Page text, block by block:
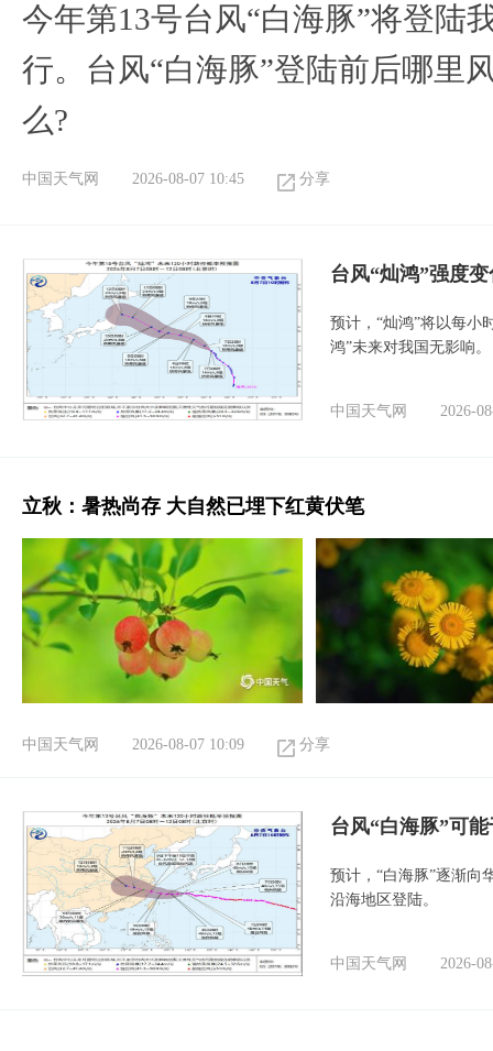
今年第13号台风“白海豚”将登陆
行。台风“白海豚”登陆前后哪里
么?
中国天气网 2026-08-07 10:45 分享
台风“灿鸿”强度
预计，“灿鸿”将以每小
鸿”未来对我国无影响。
中国天气网 2026-
立秋：暑热尚存 大自然已埋下红黄伏笔
中国天气网 2026-08-07 10:09 分享
台风“白海豚”可
预计，“白海豚”逐渐向
沿海地区登陆。
中国天气网 2026-